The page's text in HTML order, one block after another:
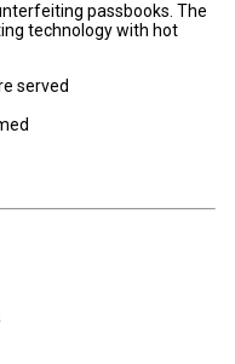
passbooks. The
technology with hot
served